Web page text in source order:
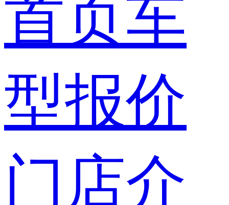
首页车
型报价
门店介